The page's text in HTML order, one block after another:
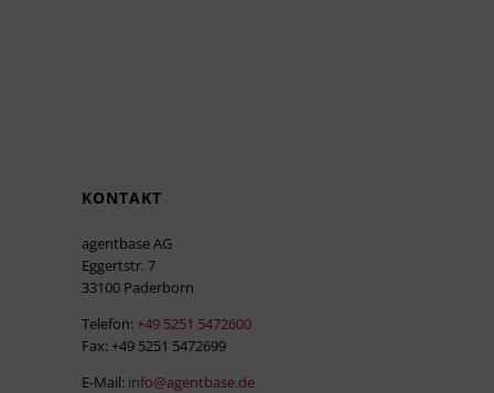
KONTAKT
agentbase AG
Eggertstr. 7
33100 Paderborn
Telefon: +49 5251 5472600
Fax: +49 5251 5472699
E-Mail: info@agentbase.de